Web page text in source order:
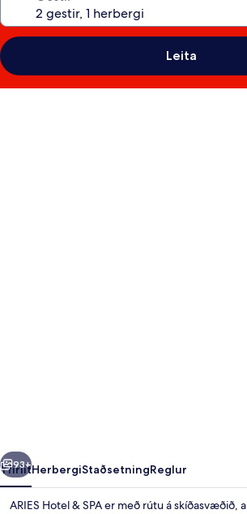
Leita
Næsta
93+
YfirlitHerbergiStaðsetningReglur
ARIES Hotel & SPA er með rútu á skíðasvæðið,